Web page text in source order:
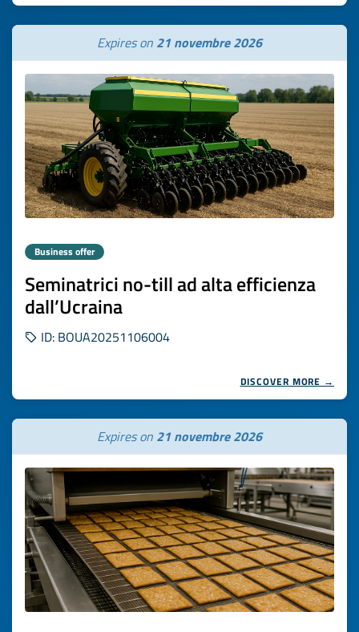
Expires on 21 novembre 2026
Business offer
Seminatrici no-till ad alta efficienza
dall’Ucraina
ID: BOUA20251106004
DISCOVER MORE →
Expires on 21 novembre 2026